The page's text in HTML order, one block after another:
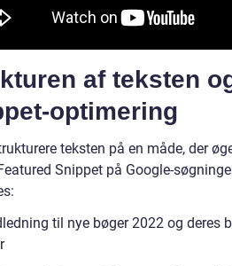
af teksten
optimering
teksten på en måde, der
Snippet på Google-
til nye bøger 2022 og deres